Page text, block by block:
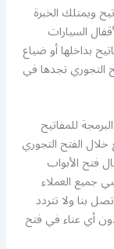
ويمتلك الخبرة
السيارات
بداخلها أو ضياع
تجدها في
للمفاتيح
الفتح التجوري
فتح الأبواب
جميع العملاء
بنا ولا تتردد
أي عناء في فتح